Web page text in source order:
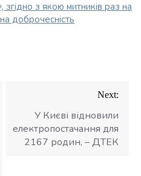
згідно з якою митників раз на
доброчесність
Next:
У Києві відновили
електропостачання для
2167 родин, – ДТЕК